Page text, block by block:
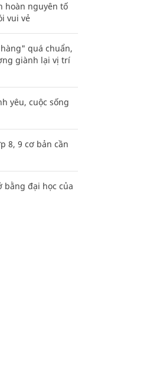
hoàn nguyên tố
vui vẻ
quá chuẩn,
giành lại vị trí
yêu, cuộc sống
8, 9 cơ bản cần
đại học của